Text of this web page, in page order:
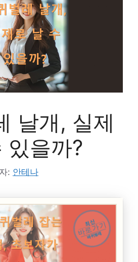
날개, 실제
있을까?
: 안테나
최신
바로가기
바퀴벌레